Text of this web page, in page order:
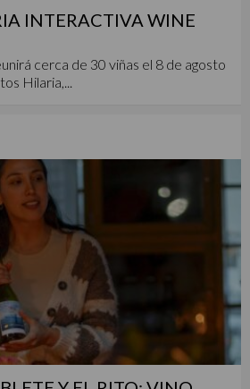
INTERACTIVA WINE
cerca de 30 viñas el 8 de agosto
Hilaria,...